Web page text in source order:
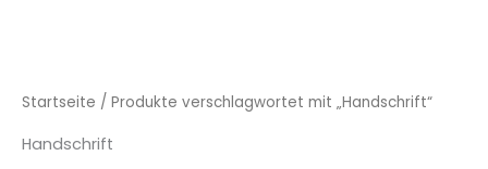
Startseite / Produkte verschlagwortet mit „Handschrift“
Handschrift